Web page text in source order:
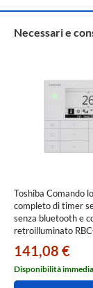
Necessari e
Toshiba Comando
completo di timer
senza bluetooth e
retroilluminato
141,08 €
Disponibilità